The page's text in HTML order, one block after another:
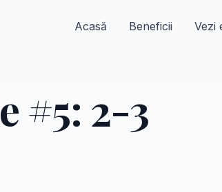
Acasă Beneficii Vezi
#5: 2-3